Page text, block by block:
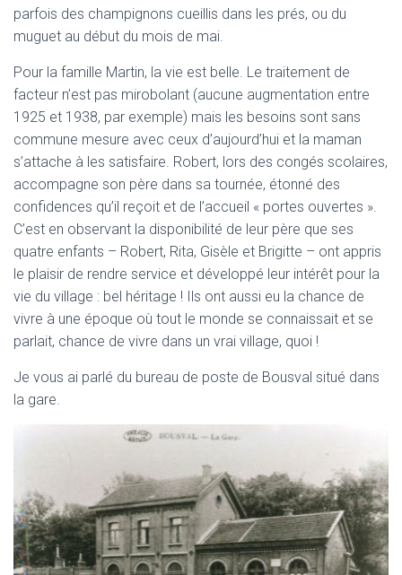
parfois des champignons cueillis dans les prés, ou du
muguet au début du mois de mai.
Pour la famille Martin, la vie est belle. Le traitement de
facteur n’est pas mirobolant (aucune augmentation entre
1925 et 1938, par exemple) mais les besoins sont sans
commune mesure avec ceux d’aujourd’hui et la maman
s’attache à les satisfaire. Robert, lors des congés scolaires,
accompagne son père dans sa tournée, étonné des
confidences qu’il reçoit et de l’accueil « portes ouvertes ».
C’est en observant la disponibilité de leur père que ses
quatre enfants – Robert, Rita, Gisèle et Brigitte – ont appris
le plaisir de rendre service et développé leur intérêt pour la
vie du village : bel héritage ! Ils ont aussi eu la chance de
vivre à une époque où tout le monde se connaissait et se
parlait, chance de vivre dans un vrai village, quoi !
Je vous ai parlé du bureau de poste de Bousval situé dans
la gare.